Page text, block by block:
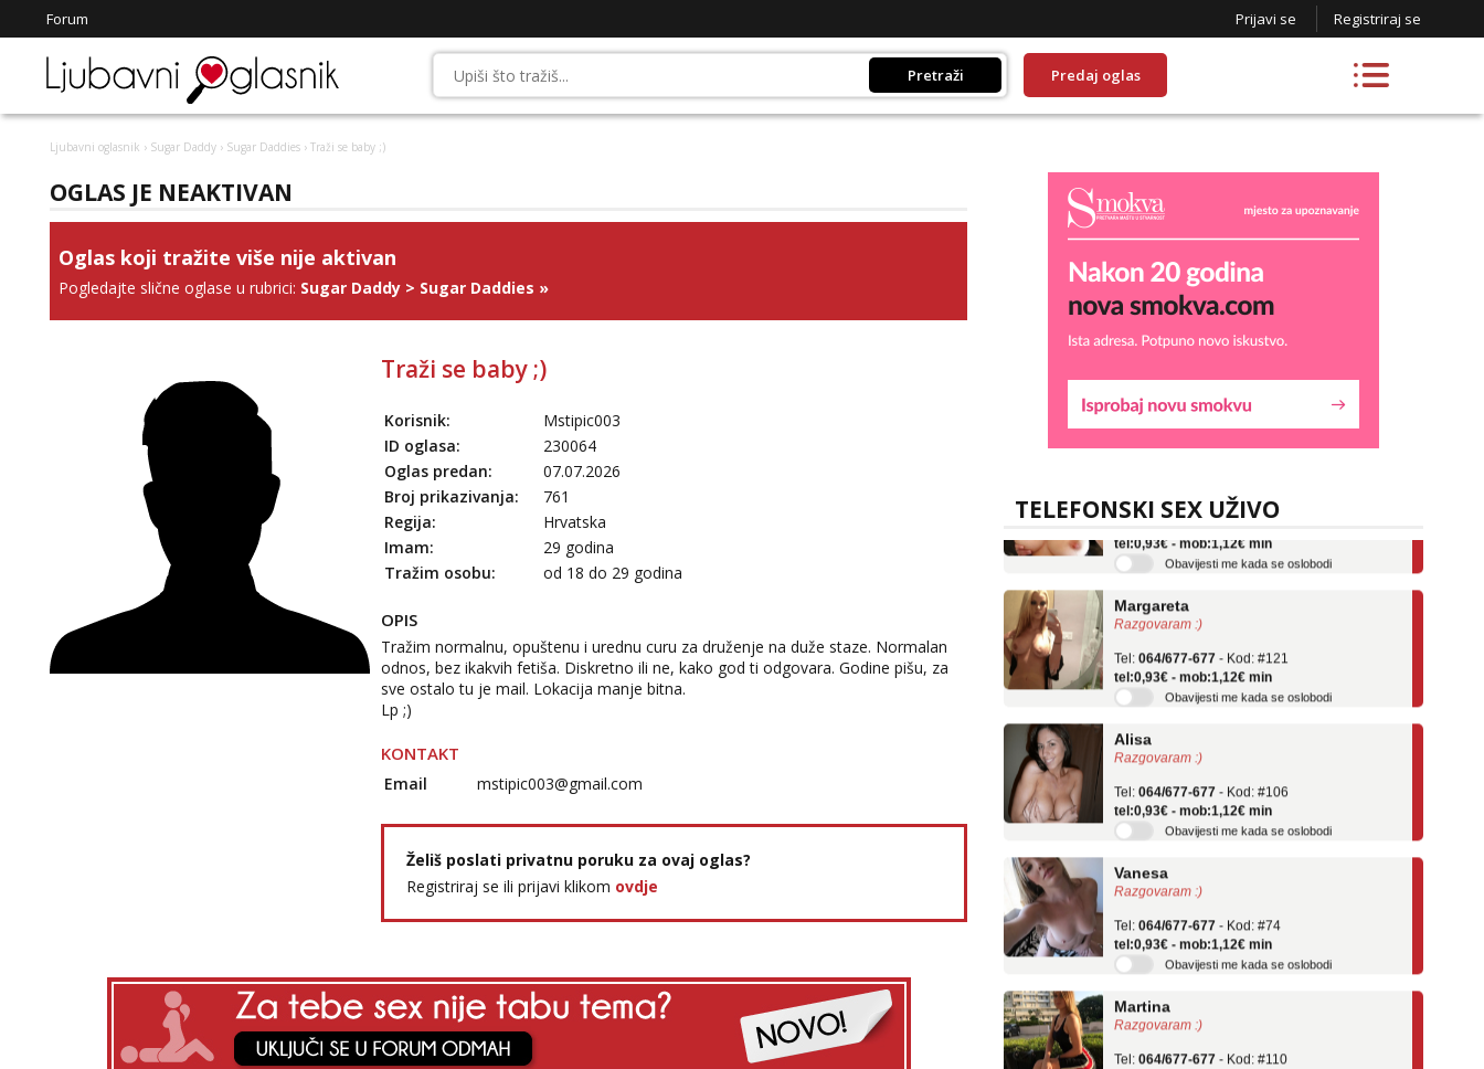
Forum Prijavi se Registriraj se
Pretraži Predaj oglas
Ljubavni oglasnik › Sugar Daddy › Sugar Daddies › Traži se baby ;)
OGLAS JE NEAKTIVAN
Oglas koji tražite više nije aktivan
Pogledajte slične oglase u rubrici: Sugar Daddy > Sugar Daddies »
Traži se baby ;)
Korisnik:
Mstipic003
ID oglasa:
230064
Oglas predan:
07.07.2026
Broj prikazivanja:
761
Regija:
Hrvatska
Imam:
29 godina
Tražim osobu:
od 18 do 29 godina
OPIS
Tražim normalnu, opuštenu i urednu curu za druženje na duže staze. Normalan
odnos, bez ikakvih fetiša. Diskretno ili ne, kako god ti odgovara. Godine pišu, za
sve ostalo tu je mail. Lokacija manje bitna.
Lp ;)
KONTAKT
Email mstipic003@gmail.com
Želiš poslati privatnu poruku za ovaj oglas?
Registriraj se ili prijavi klikom ovdje
TELEFONSKI SEX UŽIVO
Liliana
Tel:064/677-677 - Kod: #69
tel:0,93€ - mob:1,12€ min
Obavijesti me kada se oslobodi
Razgovaram :)
tel:0,93€ - mob:1,12€ min
Obavijesti me kada se oslobodi
Razgovaram :)
tel:0,93€ - mob:1,12€ min
Obavijesti me kada se oslobodi
Razgovaram :)
tel:0,93€ - mob:1,12€ min
Obavijesti me kada se oslobodi
Razgovaram :)
tel:0,93€ - mob:1,12€ min